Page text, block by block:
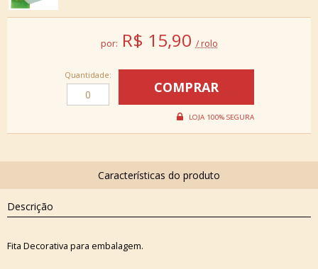
por: R$ 15,90 / rolo
Quantidade:
Descrição
Fita Decorativa para embalagem.